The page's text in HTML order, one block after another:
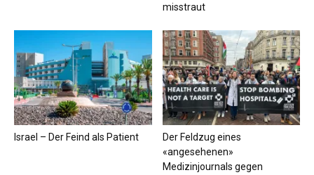
misstraut
Israel – Der Feind als Patient
Der Feldzug eines
«angesehenen»
Medizinjournals gegen